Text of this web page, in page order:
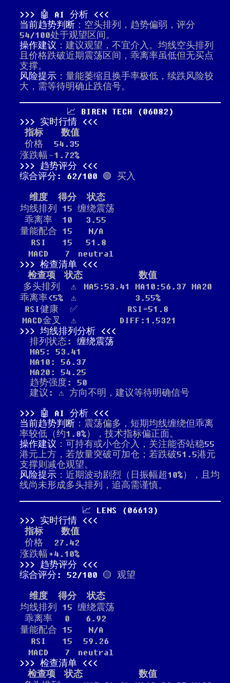
🤖 AI 分析
当前趋势判断 ：空头排列，趋势偏弱，评分
54/100处于观望区间。
操作建议 ：建议观望，不宜介入。均线空头排列
且价格跌破近期震荡区间，乖离率虽低但无买点
支撑。
风险提示 ：量能萎缩且换手率极低，续跌风险较
大，需等待明确止跌信号。
📈 BIREN TECH (06082)
实时行情
指标
数值
价格
54.35
涨跌幅 -1.72%
趋势评分
综合评分: 62/100 🟢 买入
维度 得分
状态
均线排列
15 缠绕震荡
乖离率
10
3.55
量能配合 15
N/A
RSI
15
51.8
MACD
7
neutral
检查清单
检查项
状态
数值
多头排列
⚠️
MA5:53.41 MA10:56.37 MA20
乖离率<5%
⚠️
3.55%
RSI健康
✅
RSI=51.8
MACD金叉
⚠️
DIFF:1.5321
均线排列分析
排列状态: 缠绕震荡
MA5: 53.41
MA10: 56.37
MA20: 54.25
趋势强度: 50
建议: ⚠️ 方向不明，建议等待明确信号
🤖 AI 分析
当前趋势判断 ：震荡偏多，短期均线缠绕但乖离
率较低（约1.8%），技术指标偏正面。
操作建议 ：可持有或小仓介入，关注能否站稳55
港元上方，若放量突破可加仓；若跌破51.5港元
支撑则减仓观望。
风险提示 ：近期波动剧烈（日振幅超10%），且均
线尚未形成多头排列，追高需谨慎。
📈 LENS (06613)
实时行情
指标
数值
价格
27.42
涨跌幅 +4.10%
趋势评分
综合评分: 52/100 🟡 观望
维度 得分
状态
均线排列
15 缠绕震荡
乖离率
0
6.92
量能配合 15
N/A
RSI
15
59.26
MACD
7
neutral
检查清单
检查项
状态
数值